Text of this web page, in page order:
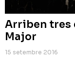
Arriben tres
Major
15 setembre 2016